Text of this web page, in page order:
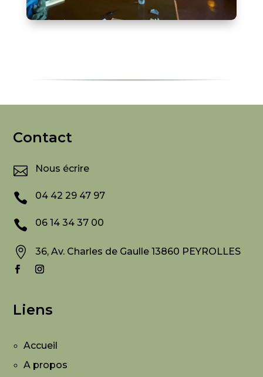
Contact
 Nous écrire
 04 42 29 47 97
 06 14 34 37 00
 36, Av. Charles de Gaulle 13860 PEYROLLES
Liens
Accueil
A propos